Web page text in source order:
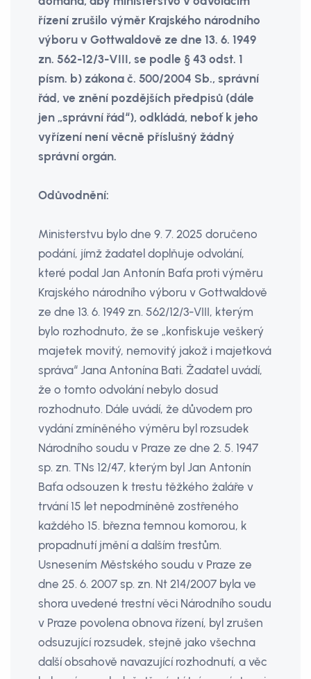
řízení zrušilo výměr Krajského národního
výboru v Gottwaldově ze dne 13. 6. 1949
zn. 562-12/3-VIII, se podle § 43 odst. 1
písm. b) zákona č. 500/2004 Sb., správní
řád, ve znění pozdějších předpisů (dále
jen „správní řád“), odkládá, neboť k jeho
vyřízení není věcně příslušný žádný
správní orgán.
Odůvodnění:
Ministerstvu bylo dne 9. 7. 2025 doručeno
podání, jímž žadatel doplňuje odvolání,
které podal Jan Antonín Baťa proti výměru
Krajského národního výboru v Gottwaldově
ze dne 13. 6. 1949 zn. 562/12/3-VIII, kterým
bylo rozhodnuto, že se „konfiskuje veškerý
majetek movitý, nemovitý jakož i majetková
správa“ Jana Antonína Bati. Žadatel uvádí,
že o tomto odvolání nebylo dosud
rozhodnuto. Dále uvádí, že důvodem pro
vydání zmíněného výměru byl rozsudek
Národního soudu v Praze ze dne 2. 5. 1947
sp. zn. TNs 12/47, kterým byl Jan Antonín
Baťa odsouzen k trestu těžkého žaláře v
trvání 15 let nepodmíněně zostřeného
každého 15. března temnou komorou, k
propadnutí jmění a dalším trestům.
Usnesením Městského soudu v Praze ze
dne 25. 6. 2007 sp. zn. Nt 214/2007 byla ve
shora uvedené trestní věci Národního soudu
v Praze povolena obnova řízení, byl zrušen
odsuzující rozsudek, stejně jako všechna
další obsahově navazující rozhodnutí, a věc